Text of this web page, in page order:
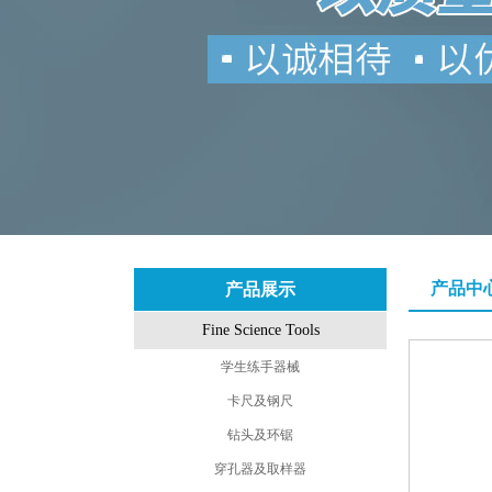
产品展示
Fine Science Tools
学生练手器械
卡尺及钢尺
钻头及环锯
穿孔器及取样器
产品中